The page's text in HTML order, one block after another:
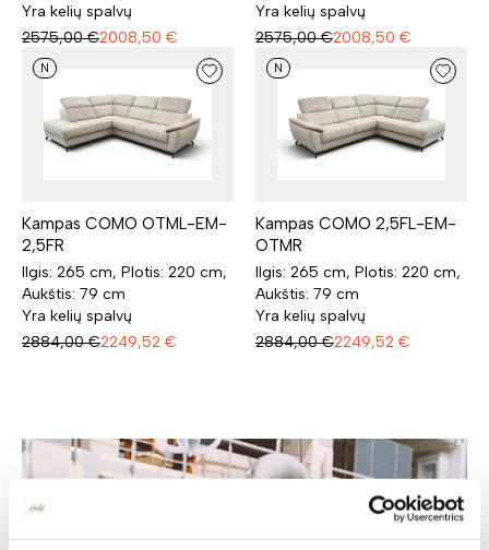
Yra kelių spalvų
2575,00 €2008,50 €
Yra kelių spalvų
2575,00 €2008,50 €
N
Kampas COMO OTML-EM-
2,5FR
Ilgis: 265 cm, Plotis: 220 cm,
Aukštis: 79 cm
Yra kelių spalvų
2884,00 €2249,52 €
N
Kampas COMO 2,5FL-EM-
OTMR
Ilgis: 265 cm, Plotis: 220 cm,
Aukštis: 79 cm
Yra kelių spalvų
2884,00 €2249,52 €